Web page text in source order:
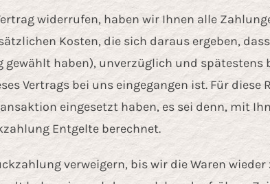
widerrufen, haben wir Ihnen alle
Kosten, die sich daraus ergeben,
haben), unverzüglich und spätestens
Vertrags bei uns eingegangen ist. Für
eingesetzt haben, es sei denn, mit
Entgelte berechnet.
verweigern, bis wir die Waren